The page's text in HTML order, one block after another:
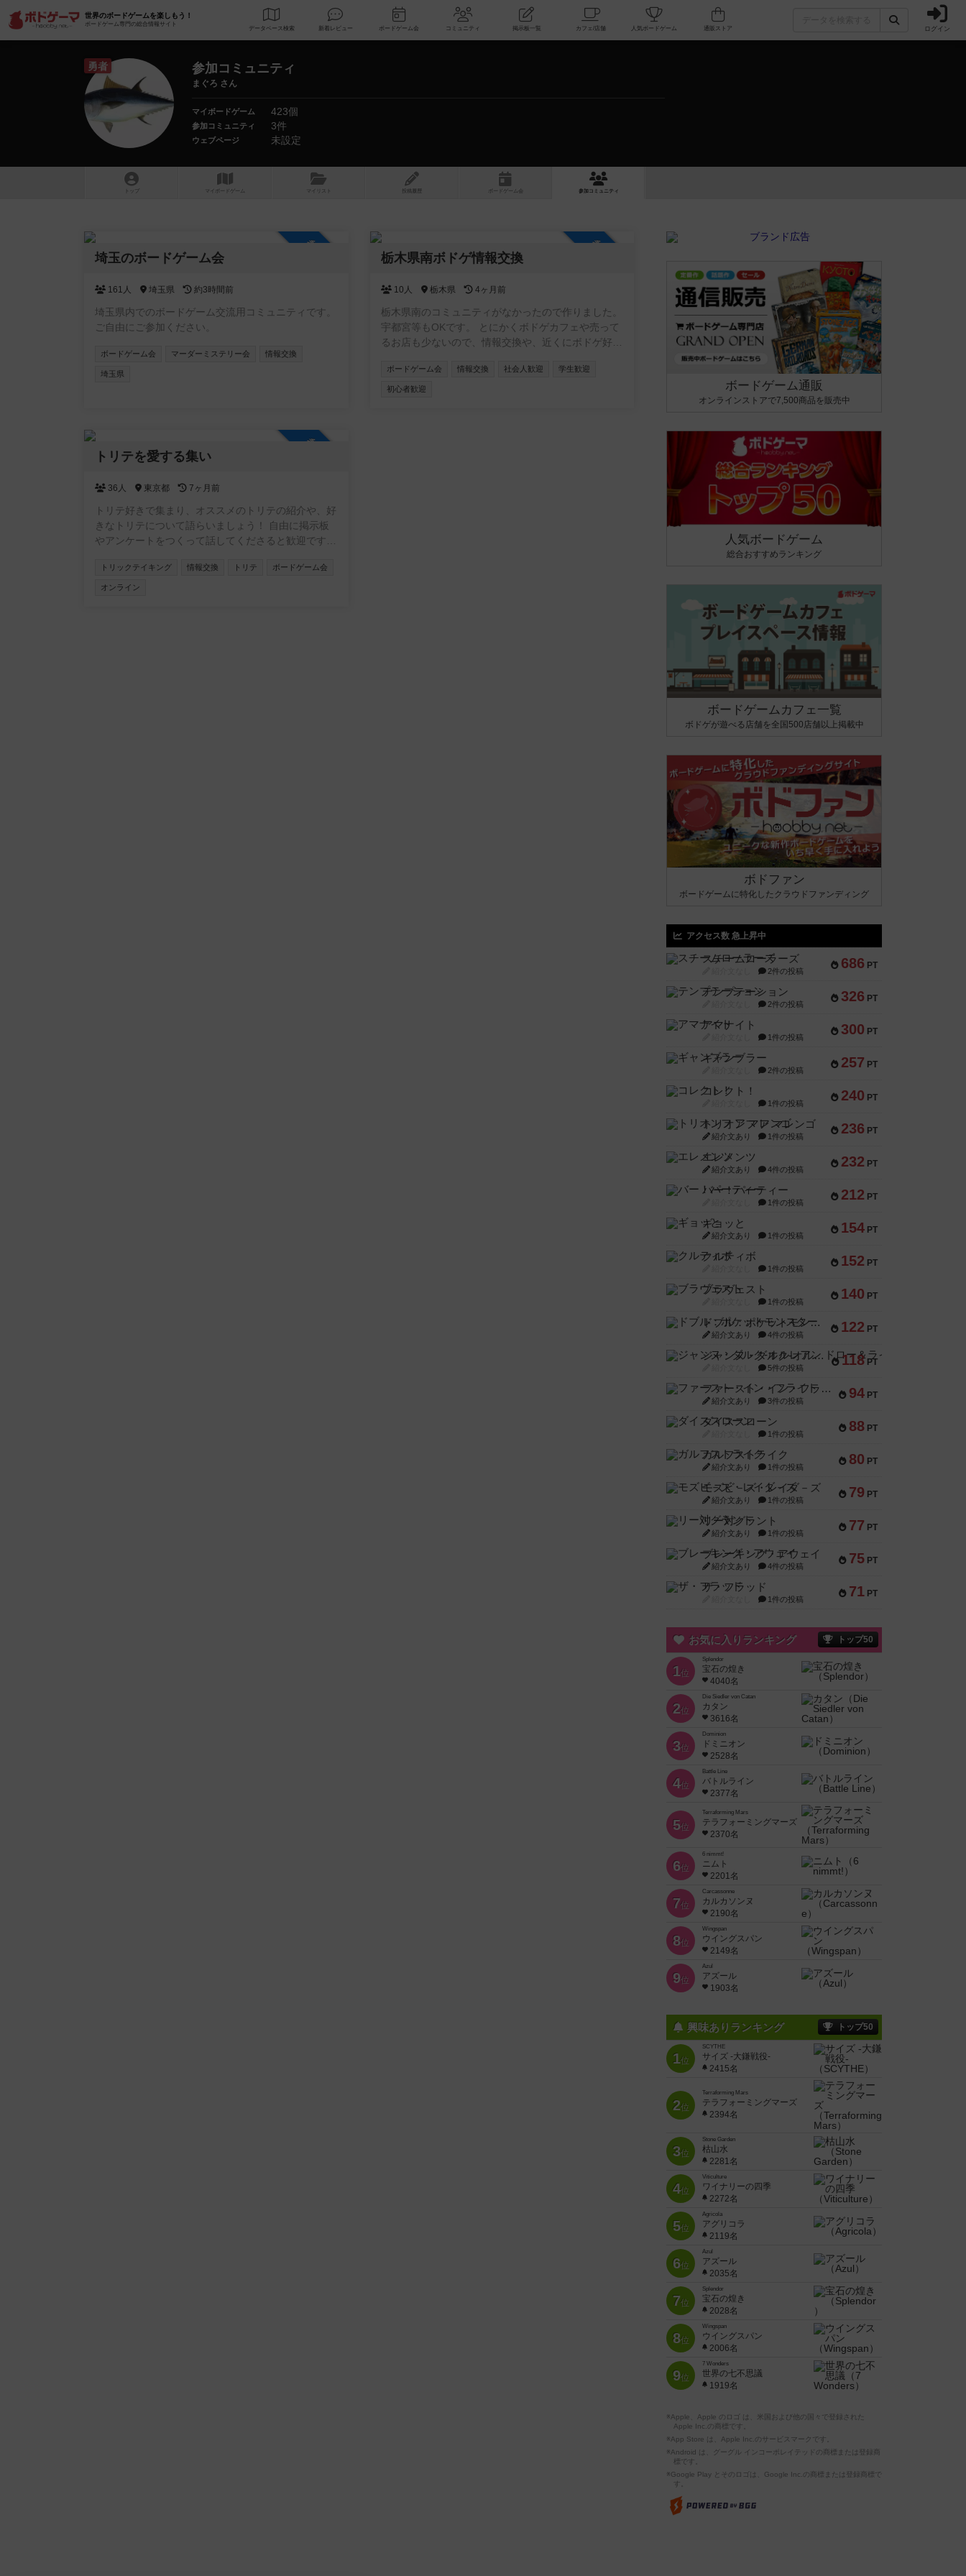
世界のボードゲームを楽しもう！
ボードゲーム専門の総合情報サイト
データベース 検索 新着レビュー ボードゲーム会 コミュニティ 掲示板一覧 カフェ/店舗 人気ボードゲーム ログイン
勇者 参加コミュニティ
まぐろ さん
マイボードゲーム 423個
参加コミュニティ 3件
ウェブページ 未設定
トップ マイボードゲーム マイリスト 投稿履歴 ボ ドゲ ーム 参加 コミュニティ
埼玉のボードゲーム会
161人 埼玉県 約3時間前
埼玉県内でのボードゲーム交流用コミュニティです。
ご自由にご参加ください。
ボードゲーム会 マーダーミステリー会 情報交換
埼玉県
栃木県南ボドゲ情報交換
10人 栃木県 4ヶ月前
栃木県南のコミュニティがなかったので作りました。
宇都宮等もOKです。 とにかくボドゲカフェや売って
るお店も少ないので、情報交換や、近くにボドゲ好き
ボードゲーム会 情報交換 社会人歓迎 学生歓迎
初心者歓迎
トリテを愛する集い
36人 東京都 7ヶ月前
トリテ好きで集まり、オススメのトリテの紹介や、好
きなトリテについて語らいましょう！ 自由に掲示板
やアンケートをつくって話してくださると歓迎です！
副管理人を買って出てくださる方がいらっしゃれば募
集しています。
トリックテイキング 情報交換 トリテ ボードゲーム会
オンライン
ボードゲーム通販
オンラインストアで7,500商品を販売中
人気ボードゲーム
総合おすすめランキング
ボードゲームカフェ一覧
ボドゲが遊べる店舗を全国500店舗以上掲載中
ボドファン
ボードゲームに特化したクラウドファンディング
アクセス数 急上昇中
686 PT
スチームローラーズ
2件の投稿
326 PT
テンプテーション
2件の投稿
300 PT
アマナイト
1件の投稿
257 PT
ギャンブラー
2件の投稿
240 PT
コレクト！
1件の投稿
236 PT
トリオンフ ア マレンゴ
紹介文あり 1件の投稿
232 PT
エレメンツ
紹介文あり 4件の投稿
212 PT
バー！パーティー
1件の投稿
154 PT
ギョッと
紹介文あり 1件の投稿
152 PT
クルティボ
1件の投稿
140 PT
ブラヴェスト
1件の投稿
122 PT
ドブル：ポケットモンスター
紹介文あり 4件の投稿
118 PT
ジャンヌ・ダルク-オルレアン ドロー＆ライト
5件の投稿
94 PT
ファースト・イン・フライト
紹介文あり 3件の投稿
88 PT
ダイススローン
1件の投稿
80 PT
ガルフストライク
紹介文あり 1件の投稿
79 PT
モズビ－ズ・レイダ－ズ
紹介文あり 1件の投稿
77 PT
リー対グラント
紹介文あり 1件の投稿
75 PT
ブレーキング・アウェイ
紹介文あり 4件の投稿
71 PT
ザ・フラッド
1件の投稿
お気に入りランキング トップ50
1位
Splendor
宝石の煌き
4040名
2位
Die Siedler von Catan
カタン
3616名
3位
Dominion
ドミニオン
2528名
4位
Battle Line
バトルライン
2377名
5位
Terraforming Mars
テラフォーミングマーズ
2370名
6位
6 nimmt!
ニムト
2201名
7位
Carcassonne
カルカソンヌ
2190名
8位
Wingspan
ウイングスパン
2149名
9位
Azul
アズール
1903名
興味ありランキング トップ50
1位
SCYTHE
サイズ -大鎌戦役-
2415名
2位
Terraforming Mars
テラフォーミングマーズ
2394名
3位
Stone Garden
枯山水
2281名
4位
Viticulture
ワイナリーの四季
2272名
5位
Agricola
アグリコラ
2119名
6位
Azul
アズール
2035名
7位
Splendor
宝石の煌き
2028名
8位
Wingspan
ウイングスパン
2006名
9位
7 Wonders
世界の七不思議
1919名
※Apple、Apple のロゴ は、米国および他の国々で登録された
Apple Inc.の商標です。
※App Store は、Apple Inc.のサービスマークです。
※Android は、グーグル インコーポレイテッドの商標または登録商
標です。
※Google Play とそのロゴは、Google Inc.の商標または登録商標で
す。